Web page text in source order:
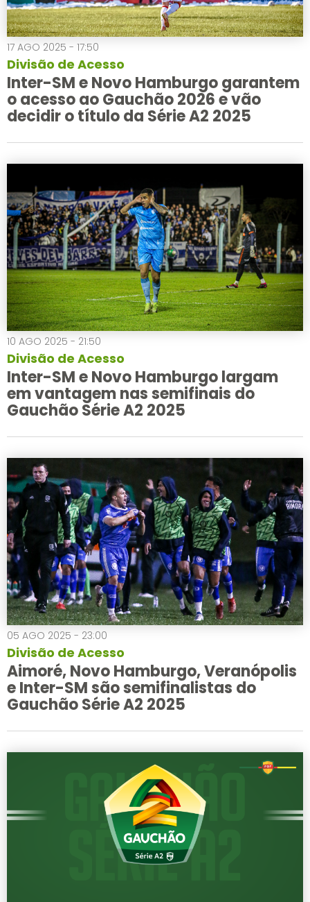
17 AGO 2025 - 17:50
Divisão de Acesso
Inter-SM e Novo Hamburgo garantem
o acesso ao Gauchão 2026 e vão
decidir o título da Série A2 2025
10 AGO 2025 - 21:50
Divisão de Acesso
Inter-SM e Novo Hamburgo largam
em vantagem nas semifinais do
Gauchão Série A2 2025
05 AGO 2025 - 23:00
Divisão de Acesso
Aimoré, Novo Hamburgo, Veranópolis
e Inter-SM são semifinalistas do
Gauchão Série A2 2025